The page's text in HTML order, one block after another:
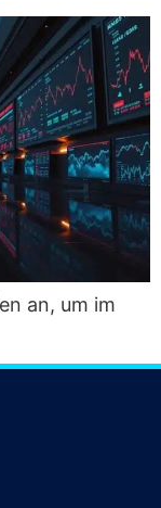
an, um im